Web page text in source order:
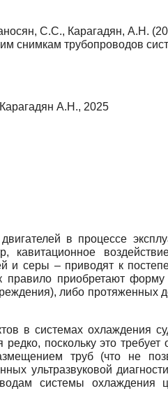
С.С., Карагадян, А.Н.
снимкам трубопроводов
А.Н., 2025
в процессе
кавитационное
и серы – приводят к
приобретают
либо протяженных
в системах охлаждения
поскольку это
труб (что не
ультразвуковой
системы охлаждения